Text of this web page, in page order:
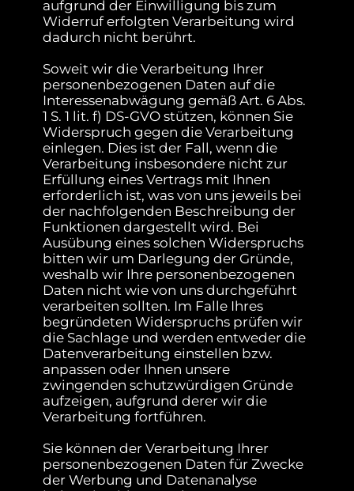
aufgrund der Einwilligung bis zum
Widerruf erfolgten Verarbeitung wird
dadurch nicht berührt.
Soweit wir die Verarbeitung Ihrer
personenbezogenen Daten auf die
Interessenabwägung gemäß Art. 6 Abs.
1 S. 1 lit. f) DS-GVO stützen, können Sie
Widerspruch gegen die Verarbeitung
einlegen. Dies ist der Fall, wenn die
Verarbeitung insbesondere nicht zur
Erfüllung eines Vertrags mit Ihnen
erforderlich ist, was von uns jeweils bei
der nachfolgenden Beschreibung der
Funktionen dargestellt wird. Bei
Ausübung eines solchen Widerspruchs
bitten wir um Darlegung der Gründe,
weshalb wir Ihre personenbezogenen
Daten nicht wie von uns durchgeführt
verarbeiten sollten. Im Falle Ihres
begründeten Widerspruchs prüfen wir
die Sachlage und werden entweder die
Datenverarbeitung einstellen bzw.
anpassen oder Ihnen unsere
zwingenden schutzwürdigen Gründe
aufzeigen, aufgrund derer wir die
Verarbeitung fortführen.
Sie können der Verarbeitung Ihrer
personenbezogenen Daten für Zwecke
der Werbung und Datenanalyse